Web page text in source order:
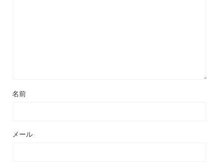
名前
メール